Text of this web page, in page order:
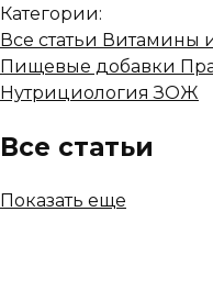
Категории:
Все статьи Витамины
Пищевые добавки
НутрициологияЗОЖ
Все статьи
Показать еще